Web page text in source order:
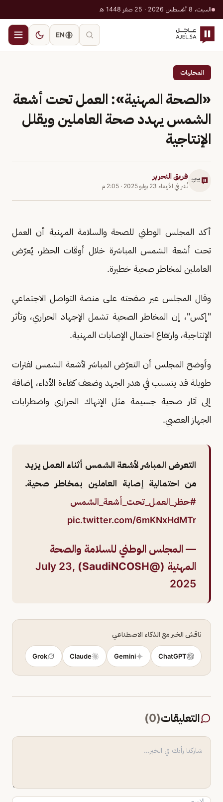
السبت، 8 أغسطس 2026 · 25 صفر 1448 هـ
EN
المحليات
«الصحة المهنية»: العمل تحت أشعة
الشمس يهدد صحة العاملين ويقلل
الإنتاجية
فريق التحرير
نُشر في الأربعاء 23 يوليو 2025 · 2:05 م
أكد المجلس الوطني للصحة والسلامة المهنية أن العمل
تحت أشعة الشمس المباشرة خلال أوقات الحظر، يُعرّض
العاملين لمخاطر صحية خطيرة.
وقال المجلس عبر صفحته على منصة التواصل الاجتماعي
"إكس"، إن المخاطر الصحية تشمل الإجهاد الحراري، وتأثر
الإنتاجية، وارتفاع احتمال الإصابات المهنية.
وأوضح المجلس أن التعرّض المباشر لأشعة الشمس لفترات
طويلة قد يتسبب في هدر الجهد وضعف كفاءة الأداء، إضافة
إلى آثار صحية جسيمة مثل الإنهاك الحراري واضطرابات
الجهاز العصبي.
التعرض المباشر لأشعة الشمس أثناء العمل يزيد
من احتمالية إصابة العاملين بمخاطر صحية.
#حظر_العمل_تحت_أشعة_الشمس
pic.twitter.com/6mKNxHdMTr
— المجلس الوطني للسلامة والصحة
المهنية (@SaudiNCOSH)
July 23,
2025
ناقش الخبر مع الذكاء الاصطناعي
ChatGPT
Gemini
Claude
Grok
التعليقات(
0
)